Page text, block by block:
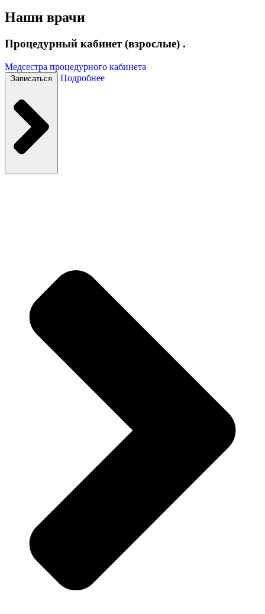
Наши врачи
Процедурный кабинет (взрослые) .
Медсестра процедурного кабинета
Записаться Подробнее